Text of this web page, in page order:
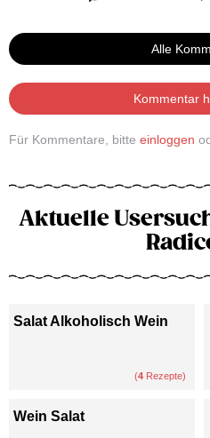
Alle
Kommentar
Für Kommentare, bitte einloggen
Aktuelle
Salat Alkoholisch Wein
(4 Rezepte)
Wein Salat